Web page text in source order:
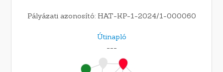
Pályázati azonosító: HAT-KP-1-2024/1-000060
Útinapló
---